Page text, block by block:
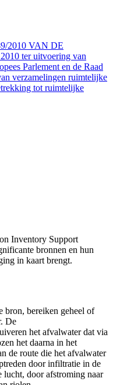
2010 VAN DE
ter uitvoering van
Parlement en de Raad
verzamelingen ruimtelijke
tot ruimtelijke
Inventory Support
bronnen en hun
in kaart brengt.
bron, bereiken geheel of
De
het afvalwater dat via
het daarna in het
de route die het afvalwater
door infiltratie in de
lucht, door afstroming naar